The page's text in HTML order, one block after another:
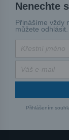
Nenechte
Přinášíme vždy
můžete odhlásit.
Přihlášením